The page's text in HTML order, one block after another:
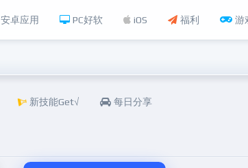
安卓应用 PC好软 iOS 福利 游
新技能Get√ 每日分享